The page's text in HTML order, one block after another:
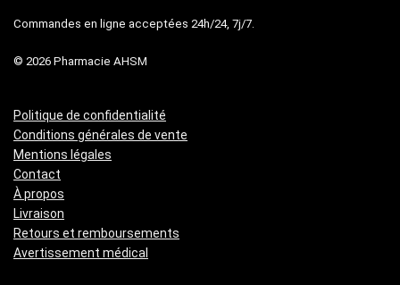
Commandes en ligne acceptées 24h/24, 7j/7.
© 2026 Pharmacie AHSM
Politique de confidentialité
Conditions générales de vente
Mentions légales
Contact
À propos
Livraison
Retours et remboursements
Avertissement médical